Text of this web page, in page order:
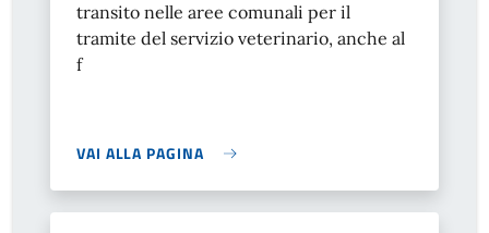
transito nelle aree comunali per il
tramite del servizio veterinario, anche al
f
VAI ALLA PAGINA